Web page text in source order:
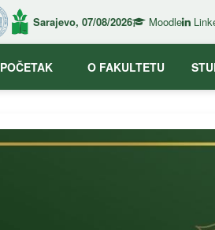
Sarajevo, 07/08/2026 Moodle
POČETAK O FAKULTETU